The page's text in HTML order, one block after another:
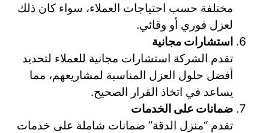
مختلفة حسب احتياجات العملاء، سواء كان ذلك
لعزل فوري أو وقائي.
استشارات مجانية
تقدم الشركة استشارات مجانية للعملاء لتحديد
أفضل حلول العزل المناسبة لمشاريعهم، مما
يساعد في اتخاذ القرار الصحيح.
ضمانات على الخدمات
تقدم “منزل الدقة” ضمانات شاملة على خدمات